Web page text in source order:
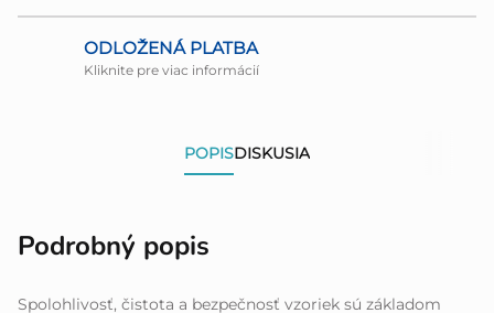
ODLOŽENÁ PLATBA
Kliknite pre viac informácií
POPISDISKUSIA
Podrobný popis
Spolohlivosť, čistota a bezpečnosť vzoriek sú základom